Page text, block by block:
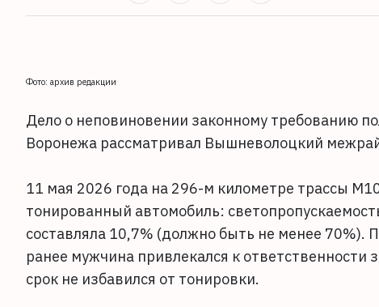
Фото: архив редакции
Дело о неповиновении законному требованию
Воронежа рассматривал Вышневолоцкий
11 мая 2026 года на 296-м километре трассы
тонированный автомобиль:
составляла 10,7% (должно быть не менее
ранее мужчина привлекался к
срок не избавился от тонировки.